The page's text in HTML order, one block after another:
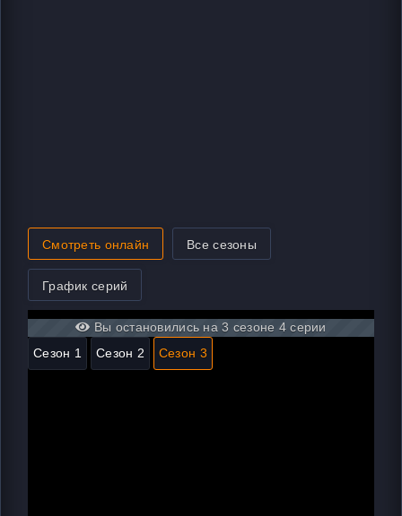
Смотреть онлайн Все сезоны
График серий
Вы остановились на 3 сезоне 4 серии
Сезон 1
Сезон 2 Сезон 3